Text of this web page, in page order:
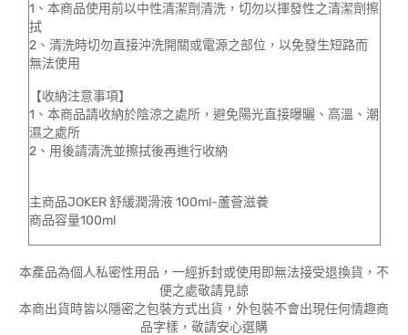
1、本商品使用前以中性清潔劑清洗，切勿以揮發性之清潔劑擦
拭
2、清洗時切勿直接沖洗開關或電源之部位，以免發生短路而
無法使用
【收納注意事項】
1、本商品請收納於陰涼之處所，避免陽光直接曝曬、高溫、潮
濕之處所
2、用後請清洗並擦拭後再進行收納
主商品JOKER 舒緩潤滑液 100ml-蘆薈滋養
商品容量100ml
本產品為個人私密性用品，一經拆封或使用即無法接受退換貨，不
便之處敬請見諒
本商出貨時皆以隱密之包裝方式出貨，外包裝不會出現任何情趣商
品字樣，敬請安心選購